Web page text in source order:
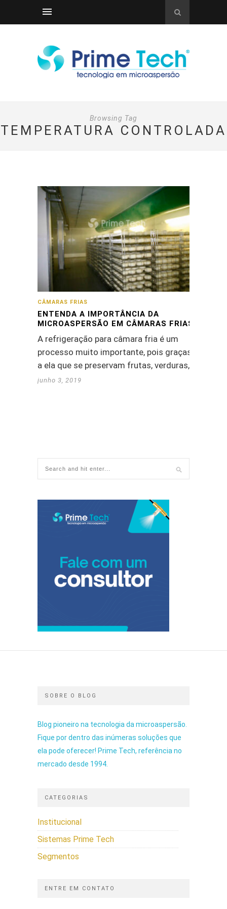
Browsing Tag
TEMPERATURA CONTROLADA
CÂMARAS FRIAS
ENTENDA A IMPORTÂNCIA DA
MICROASPERSÃO EM CÂMARAS FRIAS
A refrigeração para câmara fria é um
processo muito importante, pois graças
a ela que se preservam frutas, verduras,…
junho 3, 2019
SOBRE O BLOG
Blog pioneiro na tecnologia da microaspersão.
Fique por dentro das inúmeras soluções que
ela pode oferecer! Prime Tech, referência no
mercado desde 1994.
CATEGORIAS
Institucional
Sistemas Prime Tech
Segmentos
ENTRE EM CONTATO